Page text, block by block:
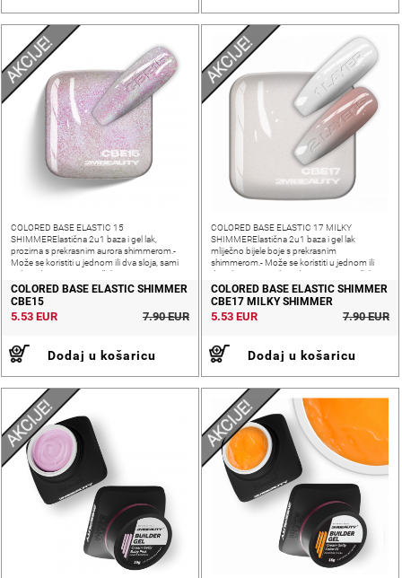
AKCIJE!
COLORED BASE ELASTIC 15
SHIMMERElastična 2u1 baza i gel lak,
prozirna s prekrasnim aurora shimmerom.-
Može se koristiti u jednom ili dva sloja, sami
prilagođavate ovisno o željenoj nijansi i
pokrivenosti nokta- Srednja gustoća,
fleksibilna i
COLORED BASE ELASTIC SHIMMER
CBE15
5.53 EUR 7.90 EUR
Dodaj u košaricu
AKCIJE!
COLORED BASE ELASTIC 17 MILKY
SHIMMERElastična 2u1 baza i gel lak
mliječno bijele boje s prekrasnim
shimmerom.- Može se koristiti u jednom ili
dva sloja, sami prilagođavate ovisno o željenoj
nijansi i pokrivenosti nokta- Srednja gustoća,
COLORED BASE ELASTIC SHIMMER
CBE17 MILKY SHIMMER
5.53 EUR 7.90 EUR
Dodaj u košaricu
AKCIJE! AKCIJE!